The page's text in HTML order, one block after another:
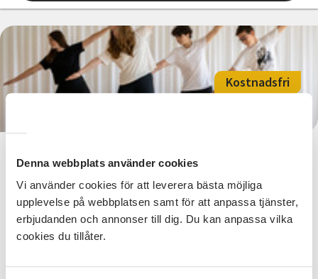
Denna webbplats använder cookies
Vi använder cookies för att leverera bästa möjliga
upplevelse på webbplatsen samt för att anpassa tjänster,
erbjudanden och annonser till dig. Du kan anpassa vilka
cookies du tillåter.
Workshop: Dansmix/kommersiell
Kostnadsfri
Eksjö
tors 2026-08-13
17:00